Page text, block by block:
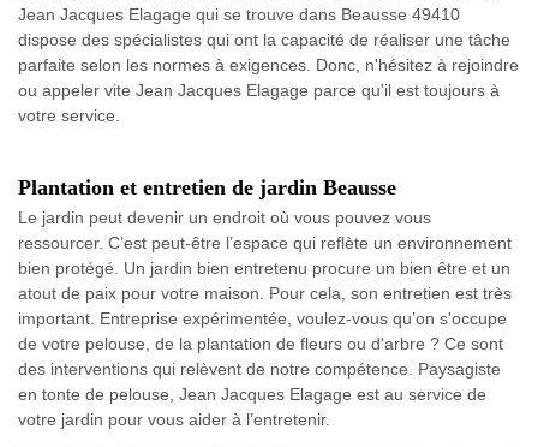
Jean Jacques Elagage qui se trouve dans Beausse 49410
dispose des spécialistes qui ont la capacité de réaliser une tâche
parfaite selon les normes à exigences. Donc, n'hésitez à rejoindre
ou appeler vite Jean Jacques Elagage parce qu'il est toujours à
votre service.
Plantation et entretien de jardin Beausse
Le jardin peut devenir un endroit où vous pouvez vous
ressourcer. C’est peut-être l’espace qui reflète un environnement
bien protégé. Un jardin bien entretenu procure un bien être et un
atout de paix pour votre maison. Pour cela, son entretien est très
important. Entreprise expérimentée, voulez-vous qu’on s'occupe
de votre pelouse, de la plantation de fleurs ou d'arbre ? Ce sont
des interventions qui relèvent de notre compétence. Paysagiste
en tonte de pelouse, Jean Jacques Elagage est au service de
votre jardin pour vous aider à l’entretenir.